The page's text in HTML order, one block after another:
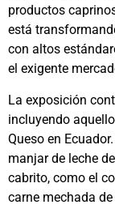
productos
está
con altos
el exigente
La exposición
incluyendo
Queso en
manjar de leche
cabrito, como el
carne mechada